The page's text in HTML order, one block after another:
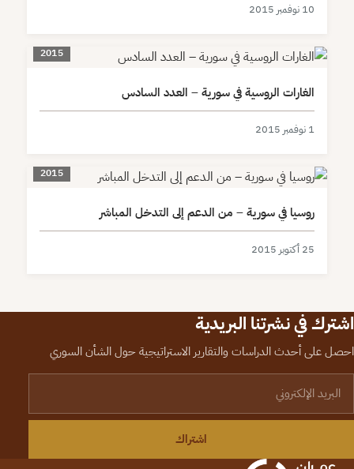
10 نوفمبر 2015
2015
الغارات الروسية في سورية – العدد السادس
1 نوفمبر 2015
2015
روسيا في سورية – من الدعم إلى التدخل المباشر
25 أكتوبر 2015
اشترك في نشرتنا البريدية
احصل على أحدث الدراسات والتقارير الاستراتيجية حول الشأن السوري
اشتراك